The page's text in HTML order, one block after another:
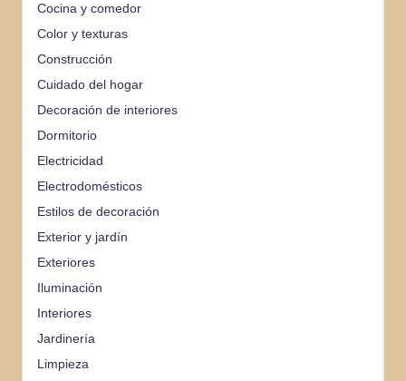
Cocina y comedor
Color y texturas
Construcción
Cuidado del hogar
Decoración de interiores
Dormitorio
Electricidad
Electrodomésticos
Estilos de decoración
Exterior y jardín
Exteriores
Iluminación
Interiores
Jardinería
Limpieza